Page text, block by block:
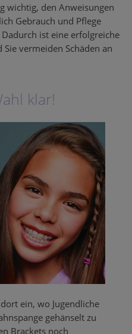
wichtig, den Anweisungen
Gebrauch und Pflege
ist eine erfolgreiche
vermeiden Schäden an
klar!
ein, wo Jugendliche
gehänselt zu
Brackets noch